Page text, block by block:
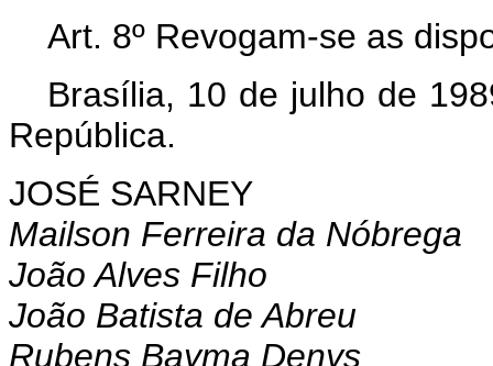
Art. 8º Revogam-se as
Brasília, 10 de julho de
República.
JOSÉ SARNEY
Mailson Ferreira da Nóbrega
João Alves Filho
João Batista de Abreu
Rubens Bayma Denys